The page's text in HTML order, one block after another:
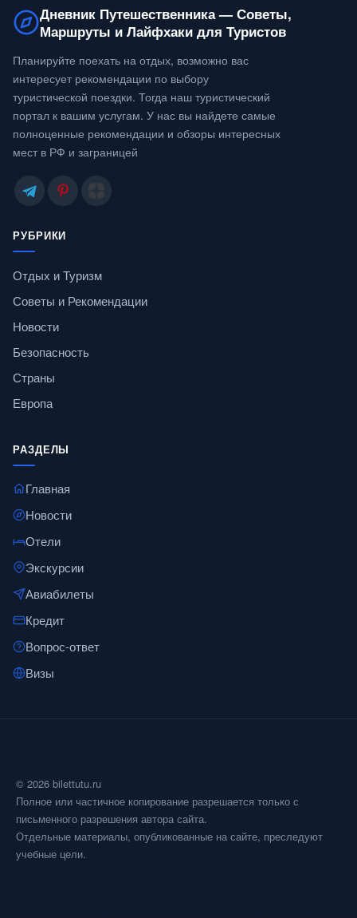
Дневник Путешественника — Советы,
Маршруты и Лайфхаки для Туристов
Планируйте поехать на отдых, возможно вас
интересует рекомендации по выбору
туристической поездки. Тогда наш туристический
портал к вашим услугам. У нас вы найдете самые
полноценные рекомендации и обзоры интересных
мест в РФ и заграницей
РУБРИКИ
Отдых и Туризм
Советы и Рекомендации
Новости
Безопасность
Страны
Европа
РАЗДЕЛЫ
Главная
Новости
Отели
Экскурсии
Авиабилеты
Кредит
Вопрос-ответ
Визы
© 2026 bilettutu.ru
Полное или частичное копирование разрешается только с
письменного разрешения автора сайта.
Отдельные материалы, опубликованные на сайте, преследуют
учебные цели.